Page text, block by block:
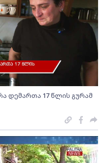
დემართა 17 წლის გურამ